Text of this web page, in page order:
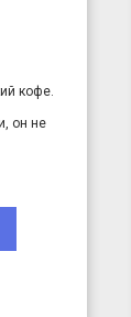
кофе.
он не
разных